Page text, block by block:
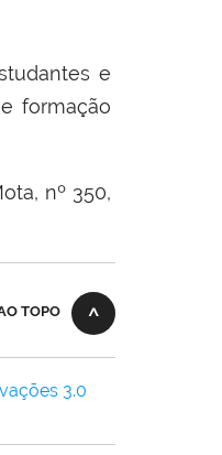
e
formação
nº 350,
TOPO
3.0